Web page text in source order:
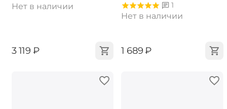
Нет в наличии
‍3 119‍ ₽
1
Нет в наличии
‍1 689‍₽